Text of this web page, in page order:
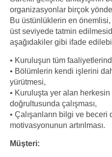
organizasyonlar birçok
Bu üstünlüklerin en
üst seviyede tatmin
aşağıdakiler gibi ifade
• Kuruluşun tüm
• Bölümlerin kendi işlerini
yürütmesi,
• Kuruluşta yer alan
doğrultusunda çalışması,
• Çalışanların bilgi ve
motivasyonunun artırılması.
Müşteri: